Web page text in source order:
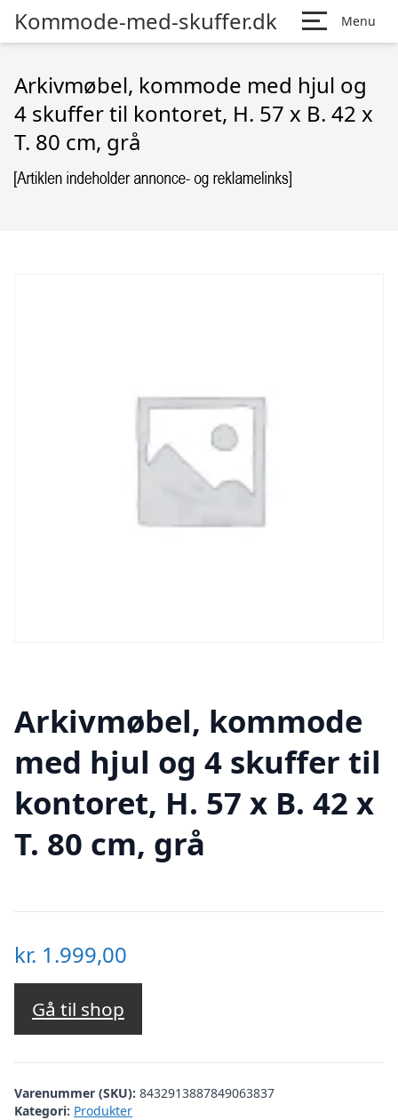
Kommode-med-skuffer.dk Menu
Arkivmøbel, kommode med hjul og
4 skuffer til kontoret, H. 57 x B. 42 x
T. 80 cm, grå
Arkivmøbel, kommode
med hjul og 4 skuffer til
kontoret, H. 57 x B. 42 x
T. 80 cm, grå
kr. 1.999,00
Gå til shop
Varenummer (SKU): 8432913887849063837
Kategori: Produkter